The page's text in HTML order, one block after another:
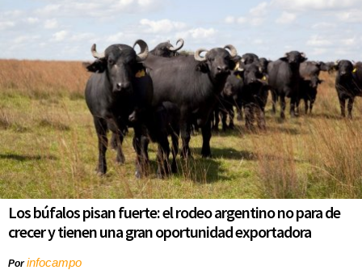
Los búfalos pisan fuerte: el rodeo argentino no para de
crecer y tienen una gran oportunidad exportadora
Porinfocampo